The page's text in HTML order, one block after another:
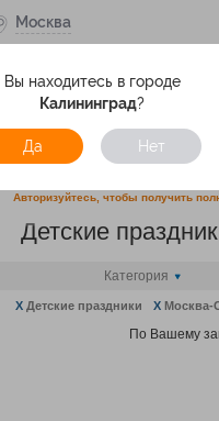
Москва
Вы находитесь в городе
Калининград?
Да Нет
Услуги Отели
Авторизуйтесь, чтобы получить
Детские
Категория
X Детские праздники X Москва-
По Вашему